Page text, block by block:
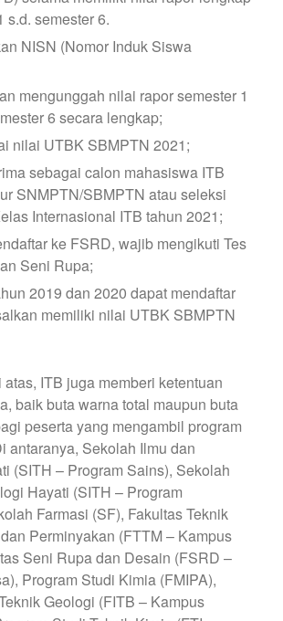
s.d. semester 6.
NISN (Nomor Induk Siswa
mengunggah nilai rapor semester 1
6 secara lengkap;
nilai UTBK SBMPTN 2021;
sebagai calon mahasiswa ITB
SNMPTN/SBMPTN atau seleksi
Internasional ITB tahun 2021;
ke FSRD, wajib mengikuti Tes
Seni Rupa;
2019 dan 2020 dapat mendaftar
memiliki nilai UTBK SBMPTN
ITB juga memberi ketentuan
baik buta warna total maupun buta
peserta yang mengambil program
antaranya, Sekolah Ilmu dan
(SITH – Program Sains), Sekolah
Hayati (SITH – Program
Farmasi (SF), Fakultas Teknik
Perminyakan (FTTM – Kampus
Seni Rupa dan Desain (FSRD –
Program Studi Kimia (FMIPA),
Geologi (FITB – Kampus